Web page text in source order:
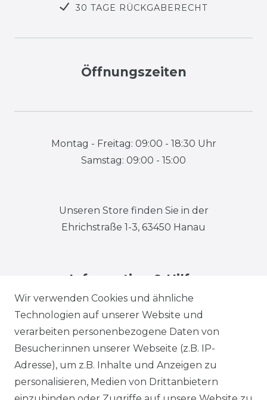
Wir verwenden Cookies und ähnliche
Technologien auf unserer Website und
verarbeiten personenbezogene Daten von
Besucher:innen unserer Webseite (z.B. IP-
Adresse), um z.B. Inhalte und Anzeigen zu
personalisieren, Medien von Drittanbietern
30 TAGE RÜCKGABERECHT
Öffnungszeiten
Montag - Freitag: 09:00 - 18:30 Uhr
Samstag: 09:00 - 15:00
Unseren Store finden Sie in der
Ehrichstraße 1-3, 63450 Hanau
Information & Hilfe
Impressum Daten­schutz­erklärung